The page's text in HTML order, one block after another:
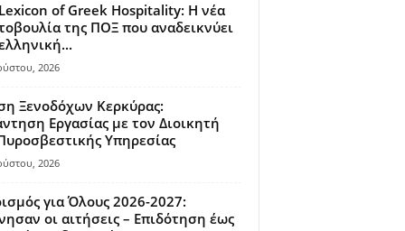
of Greek Hospitality: Η νέα
της ΠΟΞ που αναδεικνύει
2026
Ξενοδόχων Κερκύρας:
Εργασίας με τον Διοικητή
Υπηρεσίας
2026
για Όλους 2026-2027:
οι αιτήσεις – Επιδότηση έως